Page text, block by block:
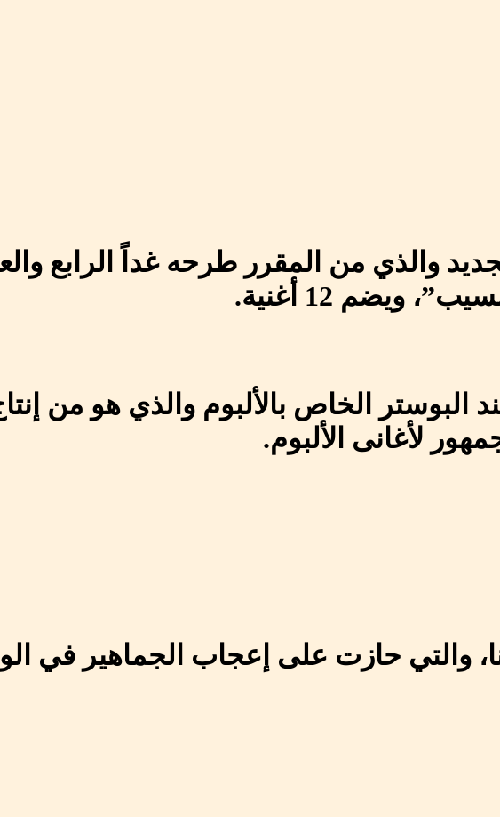
والذي من المقرر طرحه غداً الرابع
ويضم 12 أغنية.
الخاص بالألبوم والذي هو من
لأغانى الألبوم.
والتي حازت على إعجاب الجماهير في